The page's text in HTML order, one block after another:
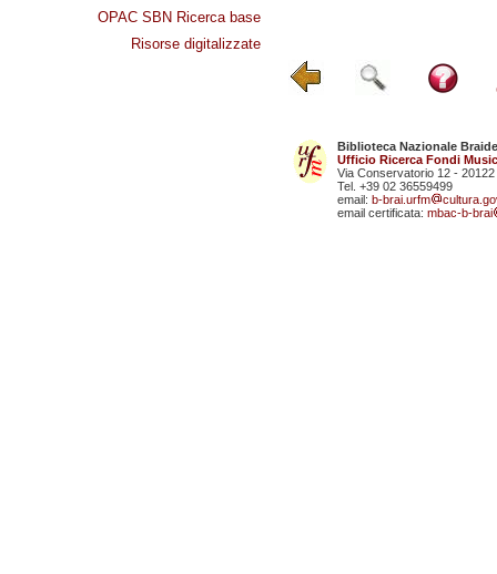
OPAC SBN Ricerca base
Risorse digitalizzate
Biblioteca Nazionale
Ufficio Ricerca Fondi
Via Conservatorio 12 - 20122
Tel. +39 02 36559499
email: b-brai.urfm
email certificata: mbac-b-brai